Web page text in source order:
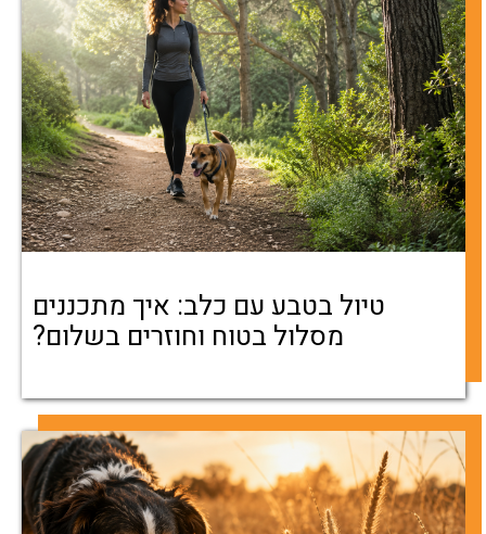
טיול בטבע עם כלב: איך מתכננים
מסלול בטוח וחוזרים בשלום?